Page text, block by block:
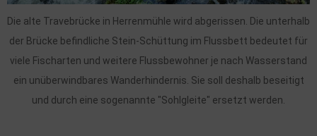
Die alte Travebrücke in Herrenmühle wird abgerissen. Die unterhalb
der Brücke befindliche Stein-Schüttung im Flussbett bedeutet für
viele Fischarten und weitere Flussbewohner je nach Wasserstand
ein unüberwindbares Wanderhindernis. Sie soll deshalb beseitigt
und durch eine sogenannte "Sohlgleite" ersetzt werden.